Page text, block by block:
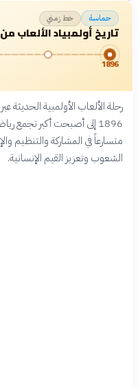
حماسة خط زمني
تاريخ أولمبياد الألعاب من 1896 إلى
1896
رحلة الألعاب الأولمبية الحديثة
1896 إلى أصبحت أكبر تجمع
متسارعاً في المشاركة والتنظيم
الشعوب وتعزيز القيم الإنسانية.